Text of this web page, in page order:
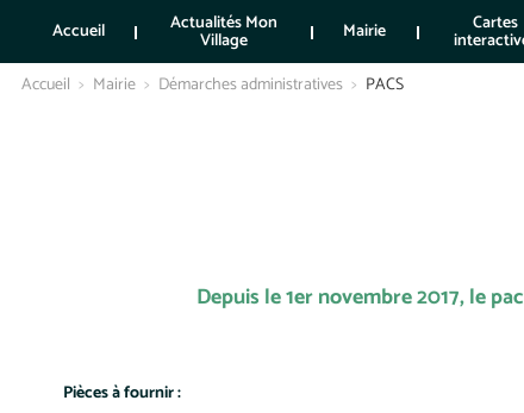
Accueil Actualités Mon
Village Mairie Cartes
Accueil
Mairie Démarches administratives PACS
Depuis le 1er novembre 2017, le
Pièces à fournir :